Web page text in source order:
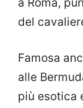
del
Famosa
alle
più esotica